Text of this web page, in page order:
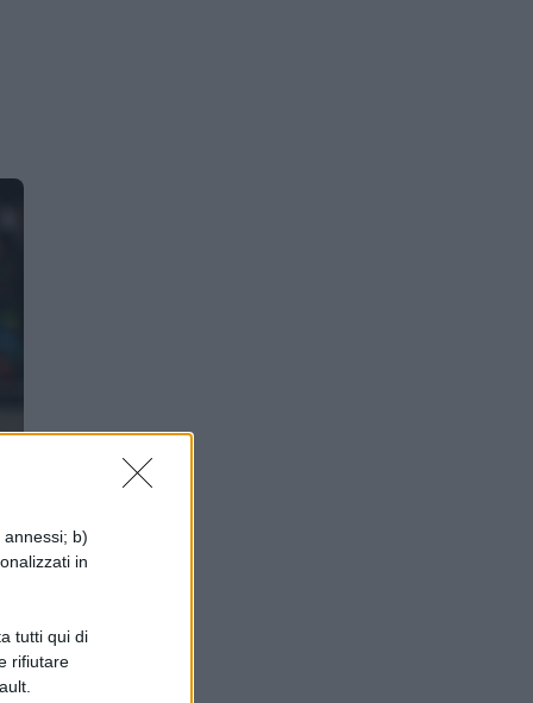
b)
in
tutti qui di
rifiutare